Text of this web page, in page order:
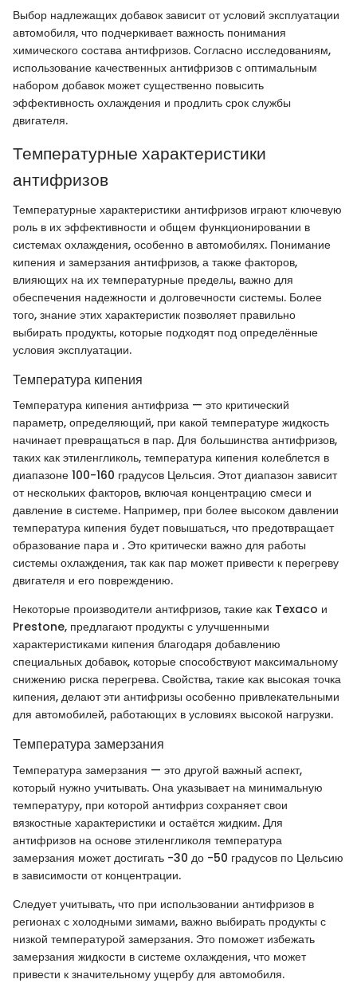
Выбор надлежащих добавок зависит от условий эксплуатации
автомобиля, что подчеркивает важность понимания
химического состава антифризов. Согласно исследованиям,
использование качественных антифризов с оптимальным
набором добавок может существенно повысить
эффективность охлаждения и продлить срок службы
двигателя.
Температурные характеристики
антифризов
Температурные характеристики антифризов играют ключевую
роль в их эффективности и общем функционировании в
системах охлаждения, особенно в автомобилях. Понимание
кипения и замерзания антифризов, а также факторов,
влияющих на их температурные пределы, важно для
обеспечения надежности и долговечности системы. Более
того, знание этих характеристик позволяет правильно
выбирать продукты, которые подходят под определённые
условия эксплуатации.
Температура кипения
Температура кипения антифриза — это критический
параметр, определяющий, при какой температуре жидкость
начинает превращаться в пар. Для большинства антифризов,
таких как этиленгликоль, температура кипения колеблется в
диапазоне 100-160 градусов Цельсия. Этот диапазон зависит
от нескольких факторов, включая концентрацию смеси и
давление в системе. Например, при более высоком давлении
температура кипения будет повышаться, что предотвращает
образование пара и . Это критически важно для работы
системы охлаждения, так как пар может привести к перегреву
двигателя и его повреждению.
Некоторые производители антифризов, такие как Texaco и
Prestone, предлагают продукты с улучшенными
характеристиками кипения благодаря добавлению
специальных добавок, которые способствуют максимальному
снижению риска перегрева. Свойства, такие как высокая точка
кипения, делают эти антифризы особенно привлекательными
для автомобилей, работающих в условиях высокой нагрузки.
Температура замерзания
Температура замерзания — это другой важный аспект,
который нужно учитывать. Она указывает на минимальную
температуру, при которой антифриз сохраняет свои
вязкостные характеристики и остаётся жидким. Для
антифризов на основе этиленгликоля температура
замерзания может достигать -30 до -50 градусов по Цельсию
в зависимости от концентрации.
Следует учитывать, что при использовании антифризов в
регионах с холодными зимами, важно выбирать продукты с
низкой температурой замерзания. Это поможет избежать
замерзания жидкости в системе охлаждения, что может
привести к значительному ущербу для автомобиля.